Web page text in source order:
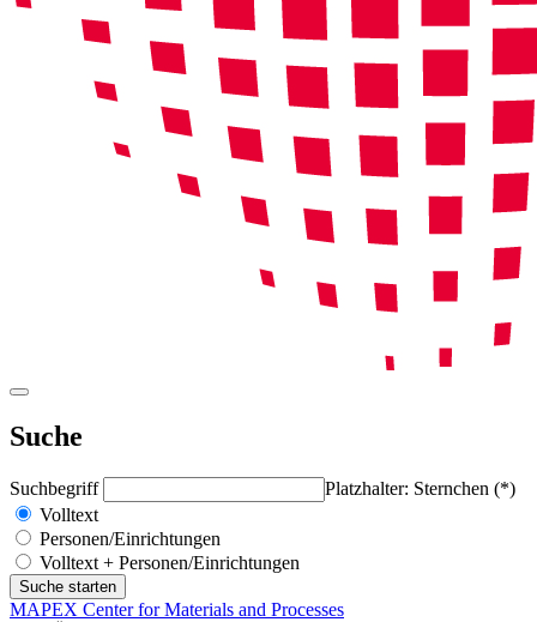
Suche
Suchbegriff
Platzhalter: Sternchen (*)
Volltext
Personen/Einrichtungen
Volltext + Personen/Einrichtungen
MAPEX Center for Materials and Processes